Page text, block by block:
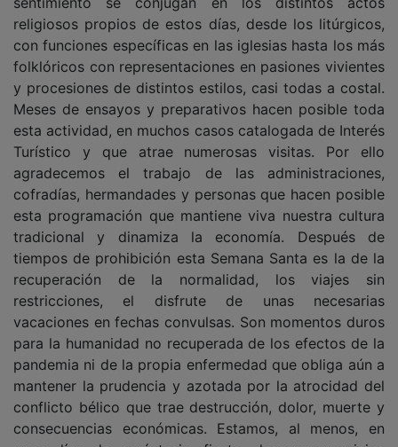
religiosos propios de estos días, desde los litúrgicos,
con funciones específicas en las iglesias hasta los más
folklóricos con representaciones en pasiones vivientes
y procesiones de distintos estilos, casi todas a costal.
Meses de ensayos y preparativos hacen posible toda
esta actividad, en muchos casos catalogada de Interés
Turístico y que atrae numerosas visitas. Por ello
agradecemos el trabajo de las administraciones,
cofradías, hermandades y personas que hacen posible
esta programación que mantiene viva nuestra cultura
tradicional y dinamiza la economía. Después de
tiempos de prohibición esta Semana Santa es la de la
recuperación de la normalidad, los viajes sin
restricciones, el disfrute de unas necesarias
vacaciones en fechas convulsas. Son momentos duros
para la humanidad no recuperada de los efectos de la
pandemia ni de la propia enfermedad que obliga aún a
mantener la prudencia y azotada por la atrocidad del
conflicto bélico que trae destrucción, dolor, muerte y
consecuencias económicas. Estamos, al menos, en
unos días de paréntesis, fiesta, descanso,propicios